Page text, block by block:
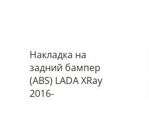
Накладка на
задний бампер
(ABS) LADA XRay
2016-